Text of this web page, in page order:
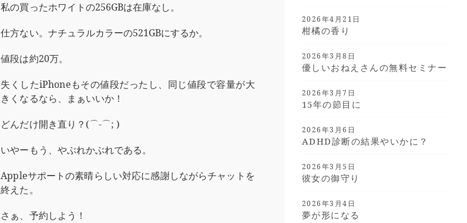
私の買ったホワイトの256GBは在庫なし。
仕方ない。ナチュラルカラーの521GBにするか。
値段は約20万。
失くしたiPhoneもその値段だったし、同じ値段で容量が大
きくなるなら、まぁいいか！
どんだけ開き直り？(⌒-⌒; )
いやーもう、やぶれかぶれである。
Appleサポートの素晴らしい対応に感謝しながらチャットを
終えた。
さぁ、予約しよう！
2026年4月21日
柑橘の香り
2026年3月8日
優しいおねえさんの無料セミナー
2026年3月7日
15年の節目に
2026年3月6日
ADHD診断の結果やいかに？
2026年3月5日
彼女の御守り
2026年3月4日
夢が形になる